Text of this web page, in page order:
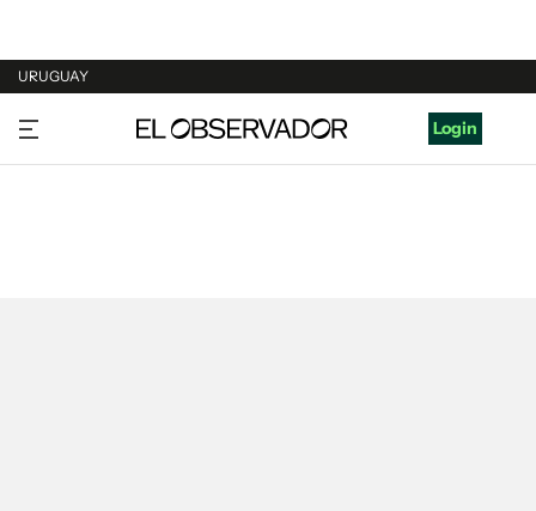
URUGUAY
URUGUAY
ARGENTINA
Login